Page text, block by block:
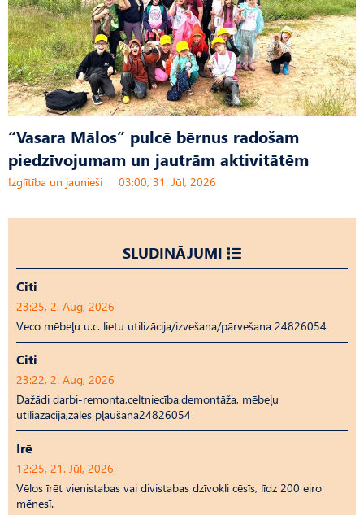
“Vasara Mālos” pulcē bērnus radošam
piedzīvojumam un jautrām aktivitātēm
Izglītība un jaunieši 03:00, 31. Jūl, 2026
SLUDINĀJUMI
Citi
23:25, 2. Aug, 2026
Veco mēbeļu u.c. lietu utilizācija/izvešana/pārvešana 24826054
Citi
23:22, 2. Aug, 2026
Dažādi darbi-remonta,celtniecība,demontāža, mēbeļu
utiliāzācija,zāles pļaušana24826054
Īrē
12:25, 21. Jūl, 2026
Vēlos īrēt vienistabas vai divistabas dzīvokli cēsīs, līdz 200 eiro
mēnesī.